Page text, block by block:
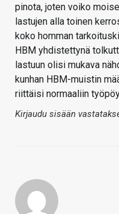
pinota, joten voiko
lastujen alla toinen
koko homman
HBM yhdistettynä
lastuun olisi mukava
kunhan HBM-muistin
riittäisi normaaliin
Kirjaudu sisään